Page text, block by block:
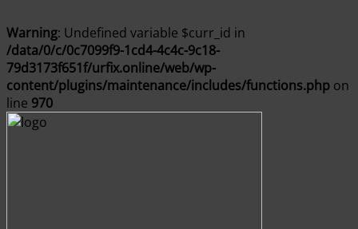
Warning: Undefined variable $curr_id in
/data/0/c/0c7099f9-1cd4-4c4c-9c18-
79d3173f651f/urfix.online/web/wp-
content/plugins/maintenance/includes/functions.php on
line 970